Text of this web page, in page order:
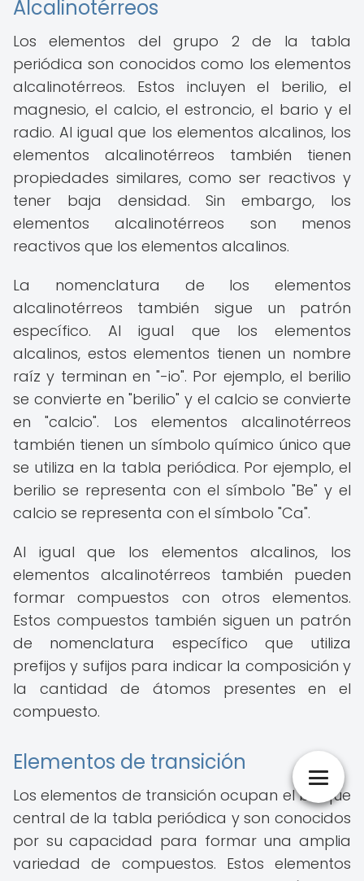
Alcalinotérreos
Los elementos del grupo 2 de la tabla
periódica son conocidos como los elementos
alcalinotérreos. Estos incluyen el berilio, el
magnesio, el calcio, el estroncio, el bario y el
radio. Al igual que los elementos alcalinos, los
elementos alcalinotérreos también tienen
propiedades similares, como ser reactivos y
tener baja densidad. Sin embargo, los
elementos alcalinotérreos son menos
reactivos que los elementos alcalinos.
La nomenclatura de los elementos
alcalinotérreos también sigue un patrón
específico. Al igual que los elementos
alcalinos, estos elementos tienen un nombre
raíz y terminan en "-io". Por ejemplo, el berilio
se convierte en "berilio" y el calcio se convierte
en "calcio". Los elementos alcalinotérreos
también tienen un símbolo químico único que
se utiliza en la tabla periódica. Por ejemplo, el
berilio se representa con el símbolo "Be" y el
calcio se representa con el símbolo "Ca".
Al igual que los elementos alcalinos, los
elementos alcalinotérreos también pueden
formar compuestos con otros elementos.
Estos compuestos también siguen un patrón
de nomenclatura específico que utiliza
prefijos y sufijos para indicar la composición y
la cantidad de átomos presentes en el
compuesto.
Elementos de transición
Los elementos de transición ocupan el bloque
central de la tabla periódica y son conocidos
por su capacidad para formar una amplia
variedad de compuestos. Estos elementos